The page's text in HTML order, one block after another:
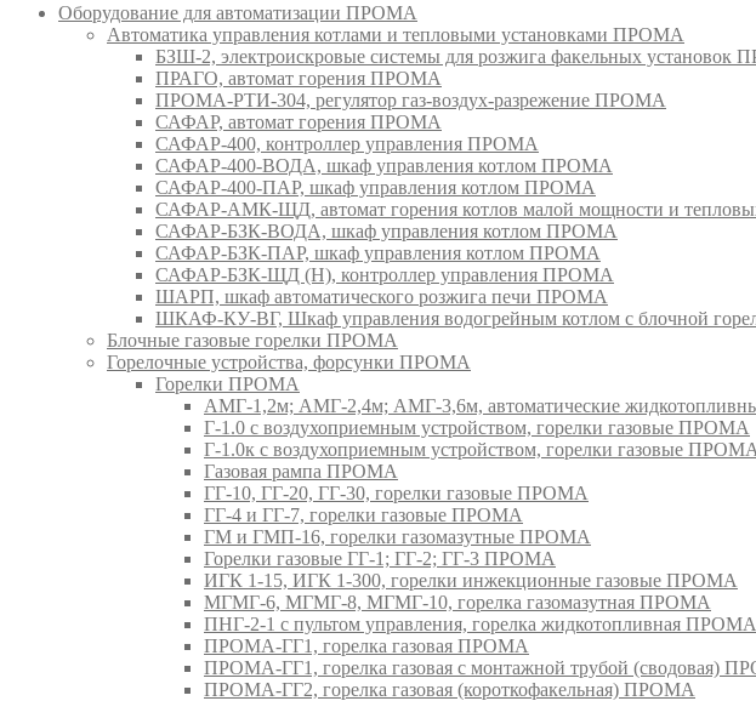
Оборудование для автоматизации ПРОМА
Автоматика управления котлами и тепловыми установками ПРОМА
БЗШ-2, электроискровые системы для розжига факельных установок
ПРАГО, автомат горения ПРОМА
ПРОМА-РТИ-304, регулятор газ-воздух-разрежение ПРОМА
САФАР, автомат горения ПРОМА
САФАР-400, контроллер управления ПРОМА
САФАР-400-ВОДА, шкаф управления котлом ПРОМА
САФАР-400-ПАР, шкаф управления котлом ПРОМА
САФАР-АМК-ЩД, автомат горения котлов малой мощности и
САФАР-БЗК-ВОДА, шкаф управления котлом ПРОМА
САФАР-БЗК-ПАР, шкаф управления котлом ПРОМА
САФАР-БЗК-ЩД (Н), контроллер управления ПРОМА
ШАРП, шкаф автоматического розжига печи ПРОМА
ШКАФ-КУ-ВГ, Шкаф управления водогрейным котлом с блочной
Блочные газовые горелки ПРОМА
Горелочные устройства, форсунки ПРОМА
Горелки ПРОМА
АМГ-1,2м; АМГ-2,4м; АМГ-3,6м, автоматические
Г-1.0 с воздухоприемным устройством, горелки газовые ПРОМА
Г-1.0к с воздухоприемным устройством, горелки газовые ПРОМА
Газовая рампа ПРОМА
ГГ-10, ГГ-20, ГГ-30, горелки газовые ПРОМА
ГГ-4 и ГГ-7, горелки газовые ПРОМА
ГМ и ГМП-16, горелки газомазутные ПРОМА
Горелки газовые ГГ-1; ГГ-2; ГГ-3 ПРОМА
ИГК 1-15, ИГК 1-300, горелки инжекционные газовые ПРОМА
МГМГ-6, МГМГ-8, МГМГ-10, горелка газомазутная ПРОМА
ПНГ-2-1 с пультом управления, горелка жидкотопливная ПРОМА
ПРОМА-ГГ1, горелка газовая ПРОМА
ПРОМА-ГГ1, горелка газовая с монтажной трубой (сводовая)
ПРОМА-ГГ2, горелка газовая (короткофакельная) ПРОМА